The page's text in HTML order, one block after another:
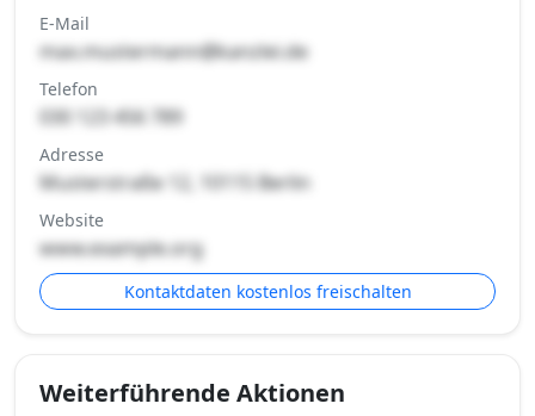
E-Mail
max.mustermann@kanzlei.de
Telefon
030 123 456 789
Adresse
Musterstraße 12, 10115 Berlin
Website
www.example.org
Kontaktdaten kostenlos freischalten
Weiterführende Aktionen